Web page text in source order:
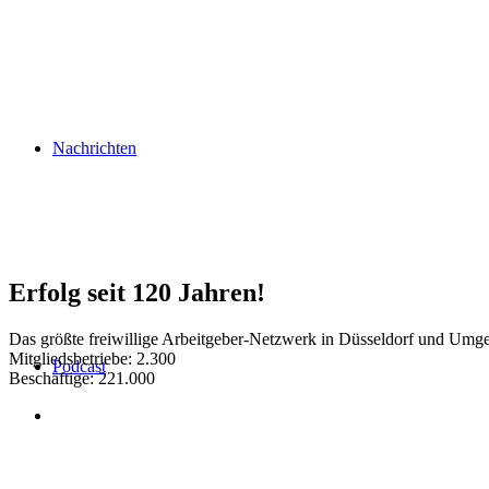
Nachrichten
Podcast
Erfolg seit 120 Jahren!
Das größte freiwillige Arbeitgeber-Netzwerk in Düsseldorf und
Mitgliedsbetriebe: 2.300
Beschäftige: 221.000